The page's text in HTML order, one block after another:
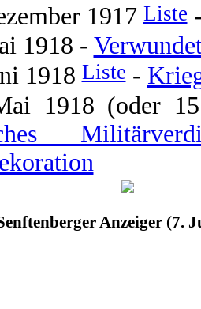
1917Liste
1918 -
1918Liste-
1918 (oder
Anzeiger (7.